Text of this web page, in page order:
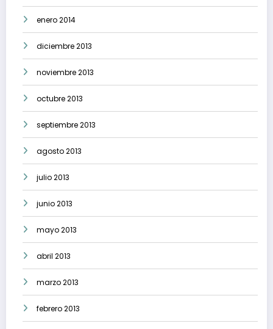
enero 2014
diciembre 2013
noviembre 2013
octubre 2013
septiembre 2013
agosto 2013
julio 2013
junio 2013
mayo 2013
abril 2013
marzo 2013
febrero 2013